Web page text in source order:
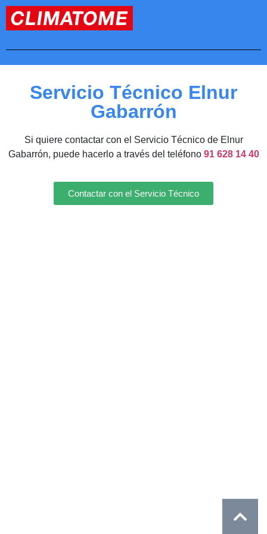
Servicio Técnico Elnur
Gabarrón
Si quiere contactar con el Servicio Técnico de Elnur
Gabarrón, puede hacerlo a través del teléfono 91 628 14 40
Contactar con el Servicio Técnico